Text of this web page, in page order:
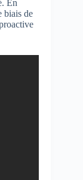
En
biais de